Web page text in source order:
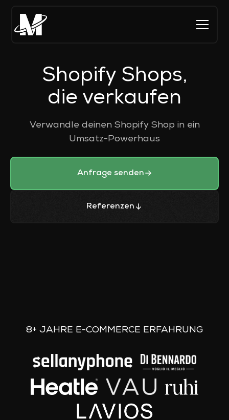
Shopify Shops,
die verkaufen
Verwandle deinen Shopify Shop in ein
Umsatz-Powerhaus
Anfrage senden
Referenzen
8+ JAHRE E-COMMERCE ERFAHRUNG